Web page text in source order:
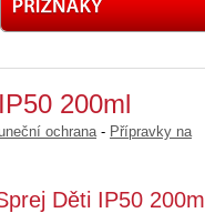
200ml
ochrana - Přípravky na
Děti IP50 200ml